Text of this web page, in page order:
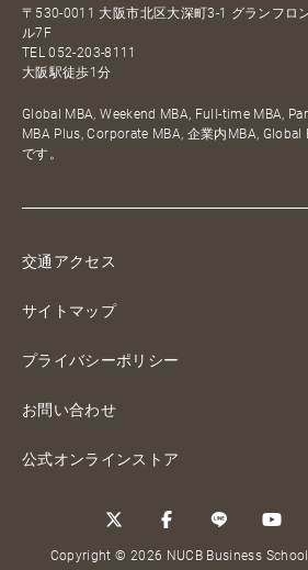
〒530-0011 大阪市北区大深町3-1 グランフロ
ル7F
TEL052-203-8111
大阪駅徒歩1分
Global MBA, Weekend MBA, Full-time MBA,
MBA Plus, Corporate MBA, 企業内MBA,
です。
交通アクセス
サイトマップ
プライバシーポリシー
お問い合わせ
公式オンラインストア
Copyright © 2026 NUCB Business